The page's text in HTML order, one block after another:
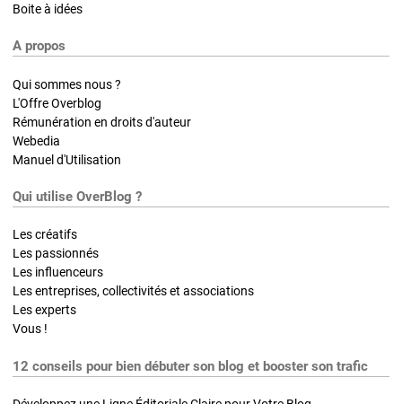
Boite à idées
A propos
Qui sommes nous ?
L'Offre Overblog
Rémunération en droits d'auteur
Webedia
Manuel d'Utilisation
Qui utilise OverBlog ?
Les créatifs
Les passionnés
Les influenceurs
Les entreprises, collectivités et associations
Les experts
Vous !
12 conseils pour bien débuter son blog et booster son trafic